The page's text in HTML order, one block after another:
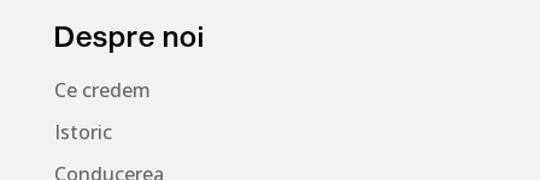
Despre noi
Ce credem
Istoric
Conducerea